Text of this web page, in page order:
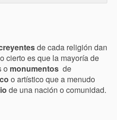
de cada religión dan
cierto es que la mayoría de
o monumentos de
o artístico que a menudo
de una nación o comunidad.